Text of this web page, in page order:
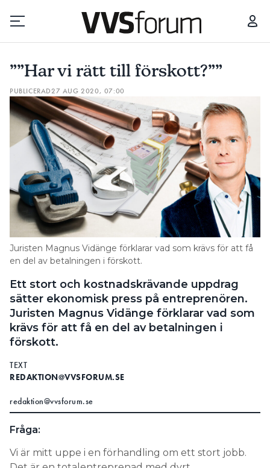
Prenumerera
Hantera prenumeration
Lediga jobb
Annonsera
Läs E-tidningen
Om tidningen
Kontakt
Information om GDPR
Search for:
””Har vi rätt till förskott?””
PUBLICERAD27 AUG 2020, 07:00
Juristen Magnus Vidänge förklarar vad som krävs för att få
en del av betalningen i förskott.
Ett stort och kostnadskrävande uppdrag
sätter ekonomisk press på entreprenören.
Juristen Magnus Vidänge förklarar vad som
krävs för att få en del av betalningen i
förskott.
TEXT
REDAKTION@VVSFORUM.SE
redaktion@vvsforum.se
Fråga:
Vi är mitt uppe i en förhandling om ett stort jobb.
””HAR VI RÄTT TILL FÖRSKOTT?””